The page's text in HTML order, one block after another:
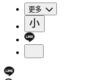
更多